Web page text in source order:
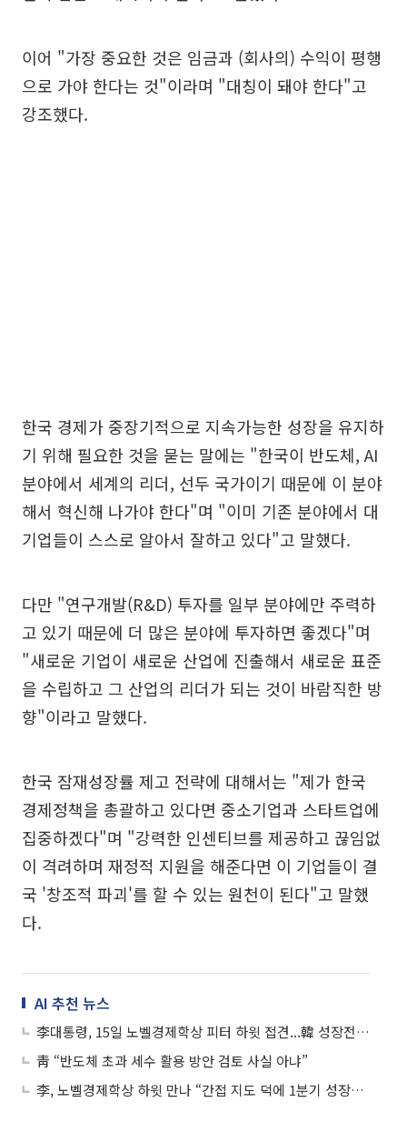
이어 "가장 중요한 것은 임금과 (회사의) 수익이 평행
으로 가야 한다는 것"이라며 "대칭이 돼야 한다"고
강조했다.
한국 경제가 중장기적으로 지속가능한 성장을 유지하
기 위해 필요한 것을 묻는 말에는 "한국이 반도체, AI
분야에서 세계의 리더, 선두 국가이기 때문에 이 분야
해서 혁신해 나가야 한다"며 "이미 기존 분야에서 대
기업들이 스스로 알아서 잘하고 있다"고 말했다.
다만 "연구개발(R&D) 투자를 일부 분야에만 주력하
고 있기 때문에 더 많은 분야에 투자하면 좋겠다"며
"새로운 기업이 새로운 산업에 진출해서 새로운 표준
을 수립하고 그 산업의 리더가 되는 것이 바람직한 방
향"이라고 말했다.
한국 잠재성장률 제고 전략에 대해서는 "제가 한국
경제정책을 총괄하고 있다면 중소기업과 스타트업에
집중하겠다"며 "강력한 인센티브를 제공하고 끊임없
이 격려하며 재정적 지원을 해준다면 이 기업들이 결
국 '창조적 파괴'를 할 수 있는 원천이 된다"고 말했
다.
AI 추천 뉴스
李대통령, 15일 노벨경제학상 피터 하윗 접견...韓 성장전략 청취
靑 “반도체 초과 세수 활용 방안 검토 사실 아냐”
李, 노벨경제학상 하윗 만나 “간접 지도 덕에 1분기 성장률 세계 1위”